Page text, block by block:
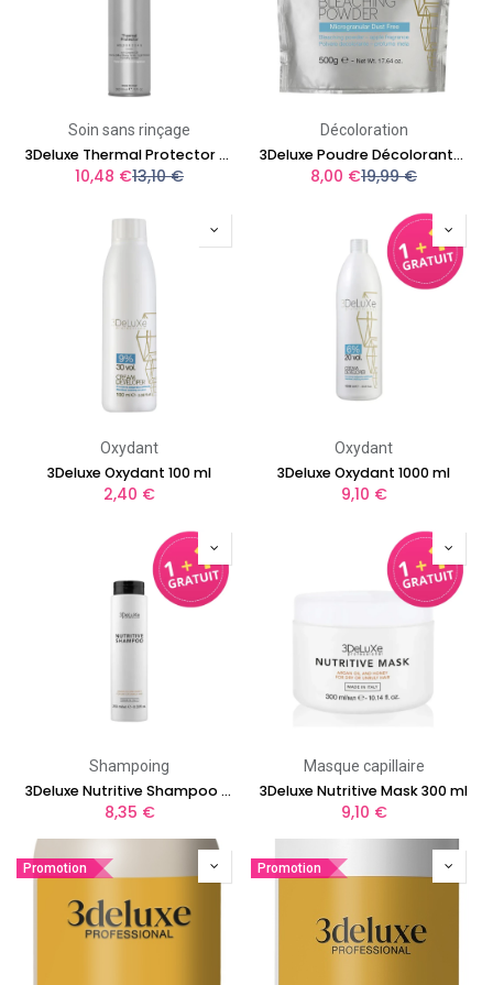
Soin sans rinçage
3Deluxe Thermal Protector 300ml
10,48 €13,10€
Décoloration
3Deluxe Poudre Décolorante 500 gr
8,00 €19,99€
Oxydant
3Deluxe Oxydant 100 ml
2,40 €
Oxydant
3Deluxe Oxydant 1000 ml
9,10 €
Shampoing
3Deluxe Nutritive Shampoo 250 ml
8,35 €
Masque capillaire
3Deluxe Nutritive Mask 300 ml
9,10 €
Promotion Promotion